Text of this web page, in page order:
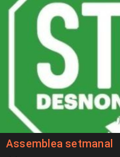
Assemblea setmanal